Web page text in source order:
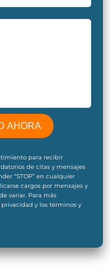
para recibir
de citas y mensajes
“STOP” en cualquier
cargos por mensajes y
variar. Para más
y los términos y